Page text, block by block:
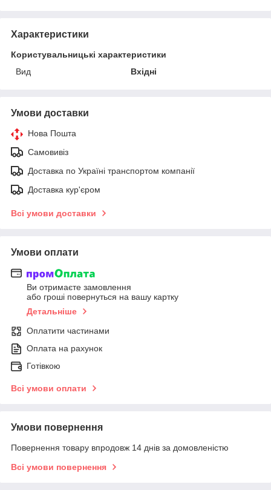
Характеристики
Користувальницькі характеристики
Вид
Вхідні
Умови доставки
Нова Пошта
Самовивіз
Доставка по Україні транспортом компанії
Доставка кур'єром
Всі умови доставки
Умови оплати
Ви отримаєте замовлення
або гроші повернуться на вашу картку
Детальніше
Оплатити частинами
Оплата на рахунок
Готівкою
Всі умови оплати
Умови повернення
Повернення товару впродовж 14 днів за домовленістю
Всі умови повернення